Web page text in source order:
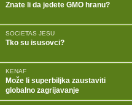
Znate li da jedete GMO hranu?
SOCIETAS JESU
Tko su isusovci?
KENAF
Može li superbiljka zaustaviti
globalno zagrijavanje